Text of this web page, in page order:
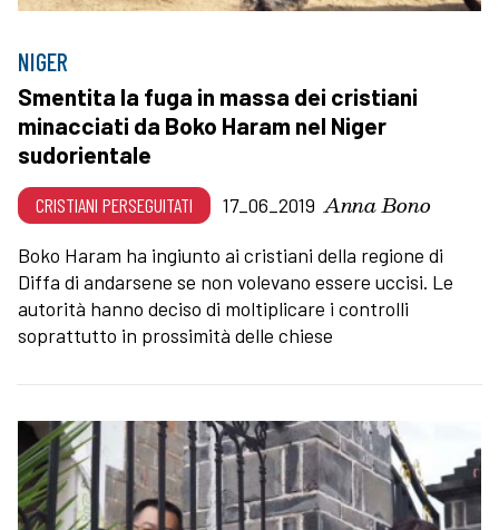
NIGER
Smentita la fuga in massa dei cristiani
minacciati da Boko Haram nel Niger
sudorientale
CRISTIANI PERSEGUITATI 17_06_2019 Anna Bono
Boko Haram ha ingiunto ai cristiani della regione di
Diffa di andarsene se non volevano essere uccisi. Le
autorità hanno deciso di moltiplicare i controlli
soprattutto in prossimità delle chiese